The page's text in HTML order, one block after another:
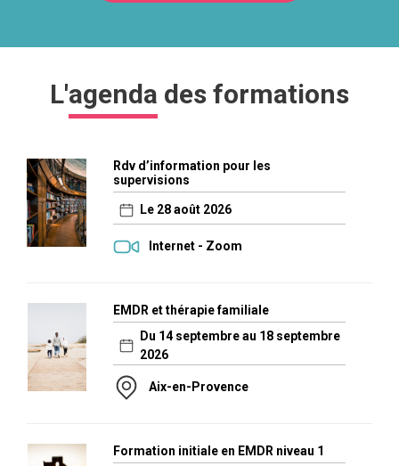
L'agenda des formations
Rdv d’information pour les
supervisions
Le 28 août 2026
Internet - Zoom
EMDR et thérapie familiale
Du 14 septembre au 18 septembre
2026
Aix-en-Provence
Formation initiale en EMDR niveau 1